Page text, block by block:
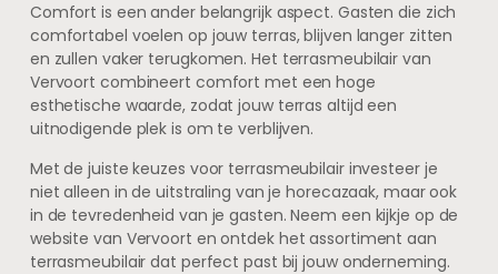
Comfort is een ander belangrijk aspect. Gasten die zich
comfortabel voelen op jouw terras, blijven langer zitten
en zullen vaker terugkomen. Het terrasmeubilair van
Vervoort combineert comfort met een hoge
esthetische waarde, zodat jouw terras altijd een
uitnodigende plek is om te verblijven.
Met de juiste keuzes voor terrasmeubilair investeer je
niet alleen in de uitstraling van je horecazaak, maar ook
in de tevredenheid van je gasten. Neem een kijkje op de
website van Vervoort en ontdek het assortiment aan
terrasmeubilair dat perfect past bij jouw onderneming.